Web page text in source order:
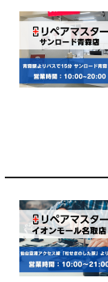
もし、店舗が
最後になりま
す！！
パソコン修理
【【パソ
湿対策で
う！】
【2022.07.14】
皆さんこんにち
パソコン修理